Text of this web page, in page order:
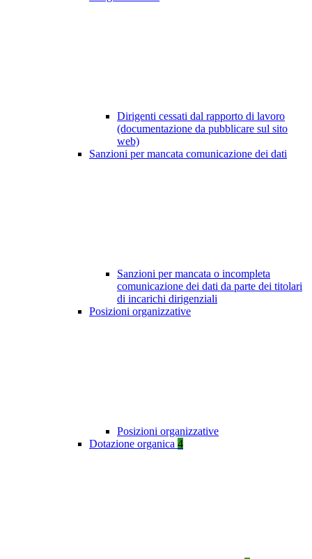
Dirigenti cessati dal rapporto di lavoro
(documentazione da pubblicare sul sito
web)
Sanzioni per mancata comunicazione dei dati
Sanzioni per mancata o incompleta
comunicazione dei dati da parte dei titolari
di incarichi dirigenziali
Posizioni organizzative
Posizioni organizzative
Dotazione organica 4